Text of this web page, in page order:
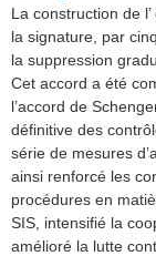
La construction de
la signature, par
la suppression
Cet accord a été
l’accord de
définitive des
série de mesures
ainsi renforcé les
procédures en
SIS, intensifié la
amélioré la lutte